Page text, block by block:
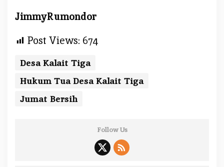
JimmyRumondor
Post Views: 674
Desa Kalait Tiga
Hukum Tua Desa Kalait Tiga
Jumat Bersih
Follow Us